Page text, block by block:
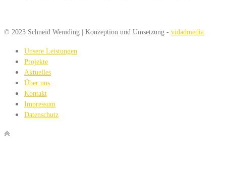
© 2023 Schneid Wemding | Konzeption und Umsetzung - vidadmedia
Unsere Leistungen
Projekte
Aktuelles
Über uns
Kontakt
Impressum
Datenschutz